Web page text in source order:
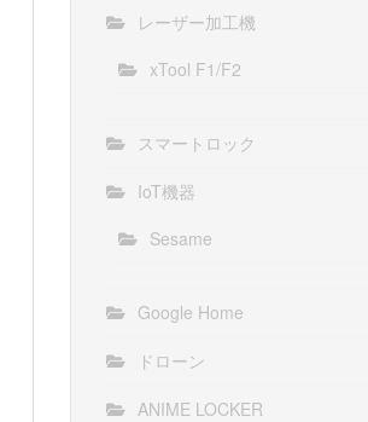
レーザー加工機
xTool F1/F2
スマートロック
IoT機器
Sesame
Google Home
ドローン
ANIME LOCKER